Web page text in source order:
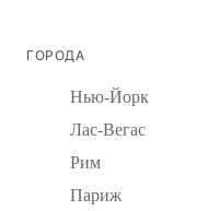
ГОРОДА
Нью-Йорк
Лас-Вегас
Рим
Париж